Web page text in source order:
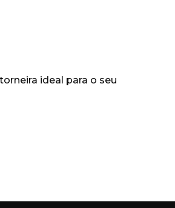
ideal para o seu